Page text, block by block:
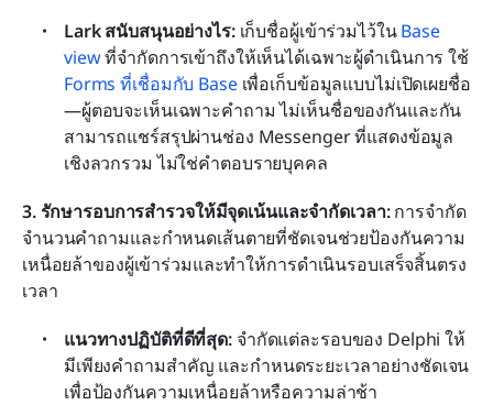
Lark สนับสนุนอย่างไร: เก็บชื่อผู้เข้าร่วมไว้ใน Base
view
ที่จำกัดการเข้าถึงให้เห็นได้เฉพาะผู้ดำเนินการ ใช้
Forms ที่เชื่อมกับ Base เพื่อเก็บข้อมูลแบบไม่เปิดเผยชื่อ
—ผู้ตอบจะเห็นเฉพาะคำถาม ไม่เห็นชื่อของกันและกัน
สามารถแชร์สรุปผ่านช่อง Messenger ที่แสดงข้อมูล
เชิงลวกรวม ไม่ใช่คำตอบรายบุคคล
3. รักษารอบการสำรวจให้มีจุดเน้นและจำกัดเวลา: การจำกัด
จำนวนคำถามและกำหนดเส้นตายที่ชัดเจนช่วยป้องกันความ
เหนื่อยล้าของผู้เข้าร่วมและทำให้การดำเนินรอบเสร็จสิ้นตรง
เวลา
แนวทางปฏิบัติที่ดีที่สุด: จำกัดแต่ละรอบของ Delphi ให้
มีเพียงคำถามสำคัญ และกำหนดระยะเวลาอย่างชัดเจน
เพื่อป้องกันความเหนื่อยล้าหรือความล่าช้า